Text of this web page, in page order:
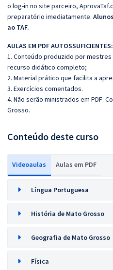
o log-in no site parceiro,
preparatório imediatamente.
ao TAF.
AULAS EM PDF AUTOSSUFICIENTES:
1. Conteúdo produzido por
recurso didático completo;
2. Material prático que facilita a
3. Exercícios comentados.
4. Não serão ministrados em PDF:
Grosso.
Conteúdo deste curso
Videoaulas Aulas em PDF
Língua Portuguesa
História de Mato Grosso
Geografia de Mato Grosso
Física